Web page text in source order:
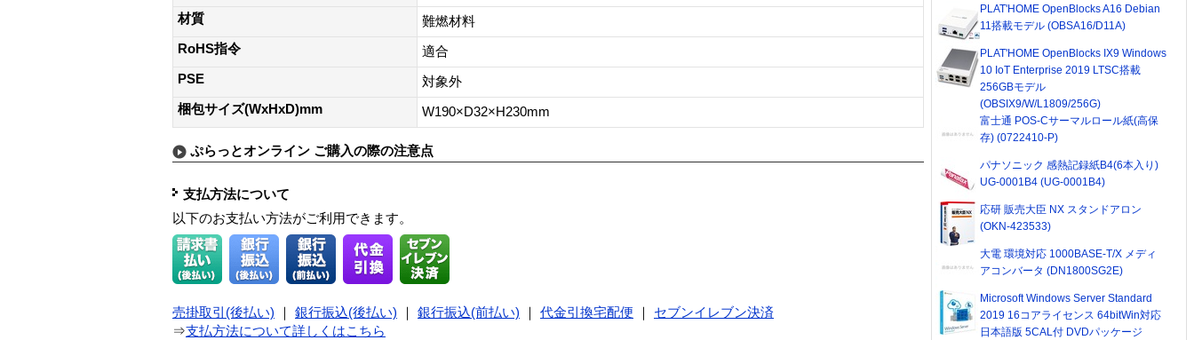
材質
難燃材料
RoHS指令
適合
PSE
対象外
梱包サイズ(WxHxD)mm
W190×D32×H230mm
ぷらっとオンライン ご購入の際の注意点
支払方法について
以下のお支払い方法がご利用できます。
売掛取引(後払い) 銀行振込(後払い) 銀行振込(前払い) 代金引換宅配便
セブンイレブン決済
⇒支払方法について詳しくはこちら
PLAT'HOME OpenBlocks A16 Debian
11搭載モデル (OBSA16/D11A)
PLAT'HOME OpenBlocks IX9 Windows
10 IoT Enterprise 2019 LTSC搭載
256GBモデル
(OBSIX9/W/L1809/256G)
富士通 POS-Cサーマルロール紙(高保
存) (0722410-P)
パナソニック 感熱記録紙B4(6本入り)
UG-0001B4 (UG-0001B4)
応研 販売大臣 NX スタンドアロン
(OKN-423533)
大電 環境対応 1000BASE-T/X メディ
アコンバータ (DN1800SG2E)
Microsoft Windows Server Standard
2019 16コアライセンス 64bitWin対応
日本語版 5CAL付 DVDパッケージ